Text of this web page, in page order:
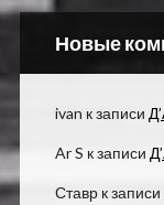
Новые
ivan к записи
Ar S к записи
Ставрк записи